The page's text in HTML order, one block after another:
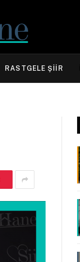
RASTGELE ŞIIR